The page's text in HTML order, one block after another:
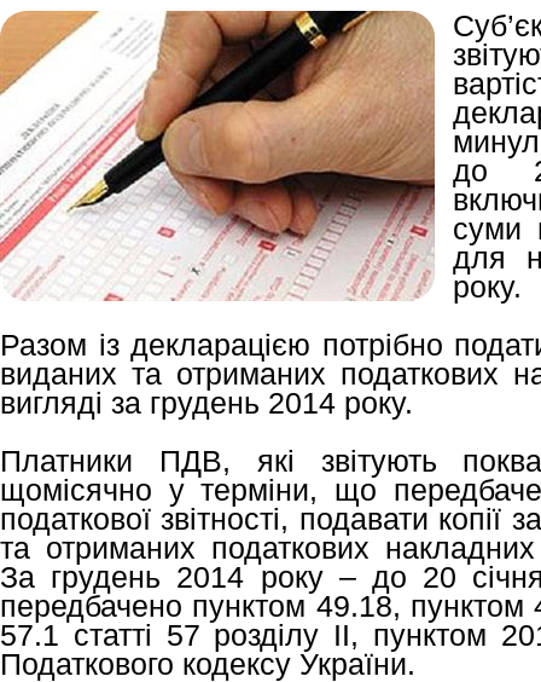
до
суми
для
року.
Разом із декларацією потрібно
виданих та отриманих податкових
вигляді за грудень 2014 року.
Платники ПДВ, які звітують
щомісячно у терміни, що
податкової звітності, подавати копії
та отриманих податкових
За грудень 2014 року – до 20
передбачено пунктом 49.18, пунктом
57.1 статті 57 розділу II, пунктом
Податкового кодексу України.